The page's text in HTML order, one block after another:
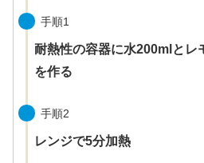
手順1
耐熱性の容器に水200mlとレ
を作る
手順2
レンジで5分加熱